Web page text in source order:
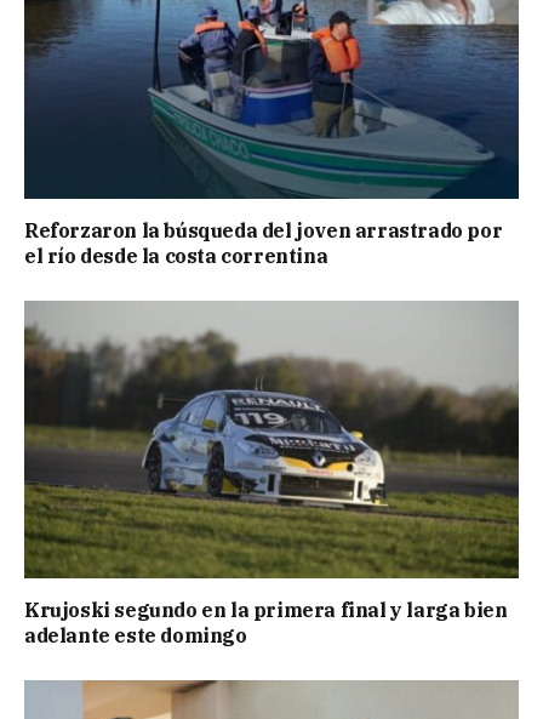
Reforzaron la búsqueda del joven arrastrado por
el río desde la costa correntina
Krujoski segundo en la primera final y larga bien
adelante este domingo